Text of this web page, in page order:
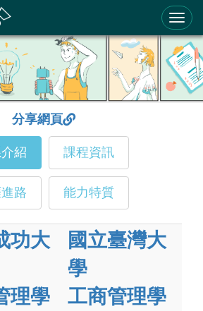
育才輔助系統
分享網頁
紹 課程資訊
路 能力特質
功大
理學
國立臺灣大
學
工商管理學